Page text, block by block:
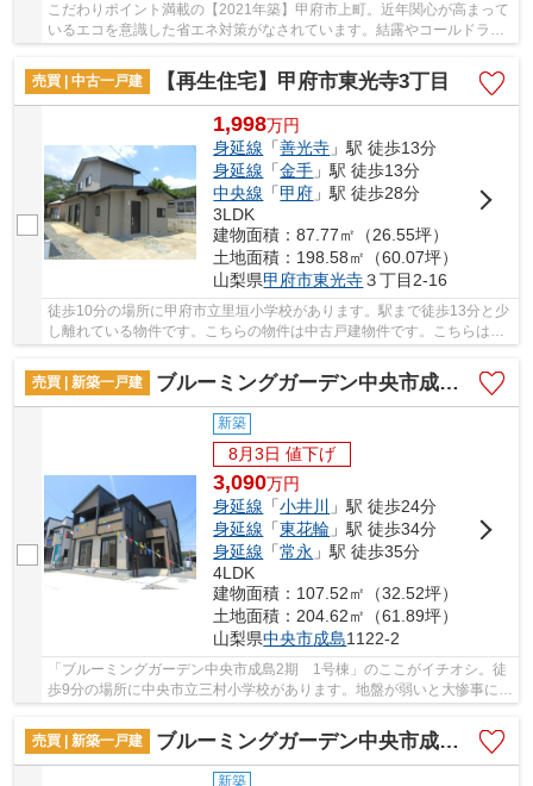
こだわりポイント満載の【2021年築】甲府市上町。近年関心が高まって
いるエコを意識した省エネ対策がなされています。結露やコールドラフ
売買 | 中古一戸建
【再生住宅】甲府市東光寺3丁目
1,998万円
身延線 「善光寺 」駅 徒歩13分
身延線 「金手 」駅 徒歩13分
中央線 「甲府 」駅 徒歩28分
3LDK
建物面積：87.77㎡（26.55坪）
土地面積：198.58㎡（60.07坪）
山梨県甲府市東光寺３丁目2-16
徒歩10分の場所に甲府市立里垣小学校があります。駅まで徒歩13分と少
し離れている物件です。こちらの物件は中古戸建物件です。こちらは耐
売買 | 新築一戸建
ブルーミングガーデン中央市成島2期 1号棟
新築
8月3日 値下げ
3,090万円
身延線 「小井川
」駅 徒歩24分
身延線 「東花輪 」駅 徒歩34分
身延線 「常永 」駅 徒歩35分
4LDK
建物面積：107.52㎡（32.52坪）
土地面積：204.62㎡（61.89坪）
山梨県中央市成島1122-2
「ブルーミングガーデン中央市成島2期 1号棟」のここがイチオシ。徒
歩9分の場所に中央市立三村小学校があります。地盤が弱いと大惨事にな
売買 | 新築一戸建
ブルーミングガーデン中央市成島2期 2号棟
新築